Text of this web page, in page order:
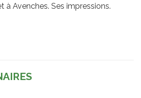
à Avenches. Ses impressions.